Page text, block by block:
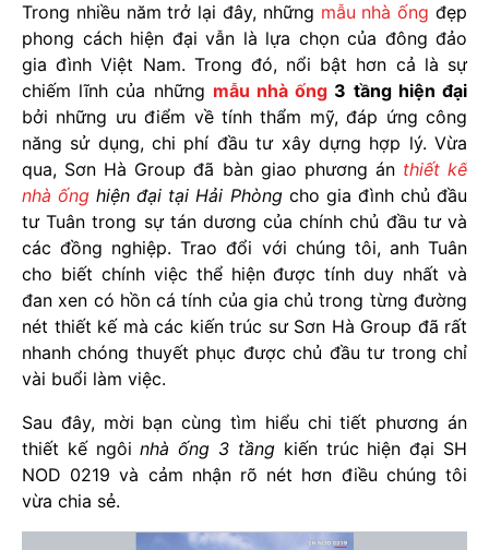
Trong nhiều năm trở lại đây, những mẫu nhà ống đẹp
phong cách hiện đại vẫn là lựa chọn của đông đảo
gia đình Việt Nam. Trong đó, nổi bật hơn cả là sự
chiếm lĩnh của những mẫu nhà ống 3 tầng hiện đại
bởi những ưu điểm về tính thẩm mỹ, đáp ứng công
năng sử dụng, chi phí đầu tư xây dựng hợp lý. Vừa
qua, Sơn Hà Group đã bàn giao phương án thiết kế
nhà ống hiện đại tại Hải Phòngcho gia đình chủ đầu
tư Tuân trong sự tán dương của chính chủ đầu tư và
các đồng nghiệp. Trao đổi với chúng tôi, anh Tuân
cho biết chính việc thể hiện được tính duy nhất và
đan xen có hồn cá tính của gia chủ trong từng đường
nét thiết kế mà các kiến trúc sư Sơn Hà Group đã rất
nhanh chóng thuyết phục được chủ đầu tư trong chỉ
vài buổi làm việc.
Sau đây, mời bạn cùng tìm hiểu chi tiết phương án
thiết kế ngôinhà ống 3 tầngkiến trúc hiện đại SH
NOD 0219 và cảm nhận rõ nét hơn điều chúng tôi
vừa chia sẻ.